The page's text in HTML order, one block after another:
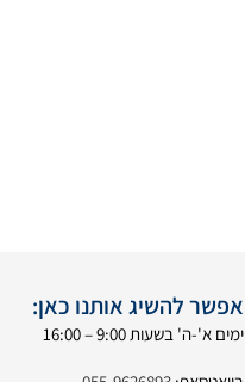
אפשר להשיג אותנו כאן:
ימים א'-ה' בשעות 9:00 – 16:00